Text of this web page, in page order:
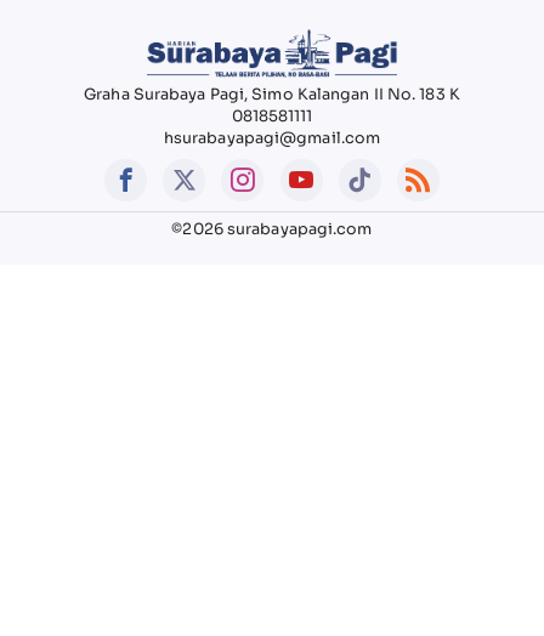
Graha Surabaya Pagi, Simo Kalangan II No. 183 K
0818581111
hsurabayapagi@gmail.com
©2026 surabayapagi.com